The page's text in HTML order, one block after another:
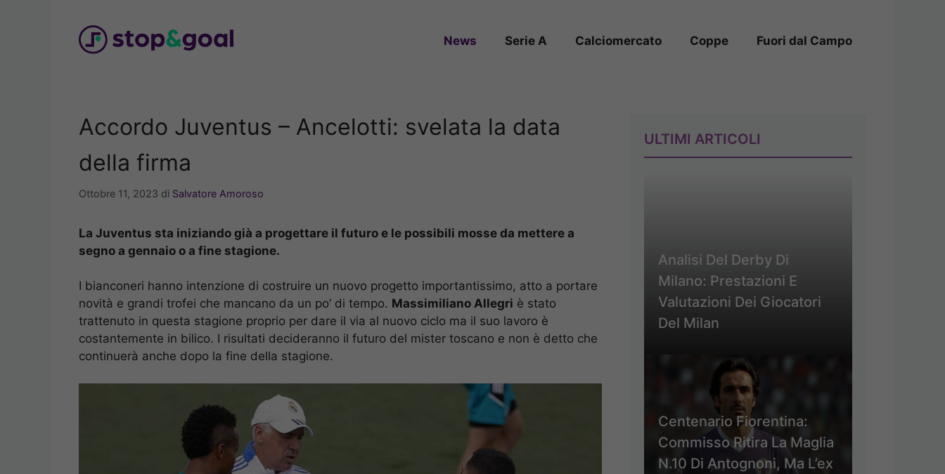
News Serie A Calciomercato Coppe Fuori dal Campo
Accordo Juventus – Ancelotti: svelata la data
della firma
Ottobre 11, 2023 di Salvatore Amoroso
La Juventus sta iniziando già a progettare il futuro e le possibili mosse da mettere a
segno a gennaio o a fine stagione.
I bianconeri hanno intenzione di costruire un nuovo progetto importantissimo, atto a portare
novità e grandi trofei che mancano da un po’ di tempo. Massimiliano Allegri è stato
trattenuto in questa stagione proprio per dare il via al nuovo ciclo ma il suo lavoro è
costantemente in bilico. I risultati decideranno il futuro del mister toscano e non è detto che
continuerà anche dopo la fine della stagione.
ULTIMI ARTICOLI
Analisi Del Derby Di
Milano: Prestazioni E
Valutazioni Dei Giocatori
Del Milan
Centenario Fiorentina:
Commisso Ritira La Maglia
N.10 Di Antognoni, Ma L’ex